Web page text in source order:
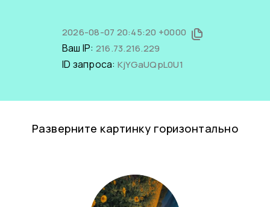
2026-08-07 20:45:20 +0000
Ваш IP: 216.73.216.229
ID запроса: KjYGaUQpL0U1
Разверните картинку горизонтально